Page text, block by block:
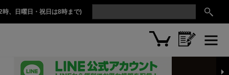
、日曜日・祝日は8時まで)